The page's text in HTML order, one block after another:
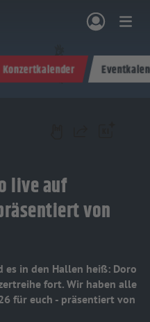
ROCKCOMMUNITY SHOPPEN
Konzertkalender
live auf
von
in den Hallen heiß: Doro
fort. Wir haben alle
für euch - präsentiert von